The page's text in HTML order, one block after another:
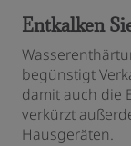
Entkalken
begünstigt
damit auch die
verkürzt
Hausgeräten.